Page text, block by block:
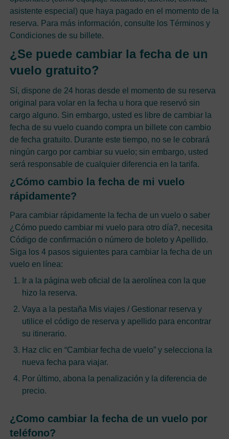
asistente especial) que haya pagado en el momento de la
reserva. Para más información, consulte los Términos y
Condiciones de su billete.
¿Se puede cambiar la fecha de un
vuelo gratuito?
Sí, dispone de 24 horas desde el momento de su reserva
original para volar en la fecha u hora que reservó sin
cargo alguno. Sin embargo, usted es libre de cambiar la
fecha de su vuelo cuando compra un billete con cambio
de fecha gratuito. Durante este tiempo, no se le cobrará
ningún cargo por cambiar su vuelo; sin embargo, usted
será responsable de cualquier diferencia en la tarifa.
¿Cómo cambio la fecha de mi vuelo
rápidamente?
Para cambiar rápidamente la fecha de un vuelo o saber
¿Cómo puedo cambiar mi vuelo para otro día?, necesita
Código de confirmación o número de boleto y Apellido.
Siga los 4 pasos siguientes para cambiar la fecha de un
vuelo en línea:
Ir a la página web oficial de la aerolínea con la que
hizo la reserva.
Vaya a la pestaña Mis viajes / Gestionar reserva y
utilice el código de reserva y apellido para encontrar
su itinerario.
Haz clic en “Cambiar fecha de vuelo” y selecciona la
nueva fecha para viajar.
Por último, abona la penalización y la diferencia de
precio.
¿Como cambiar la fecha de un vuelo por
teléfono?